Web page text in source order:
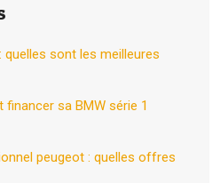
quelles sont les meilleures
sa BMW série 1
peugeot : quelles offres